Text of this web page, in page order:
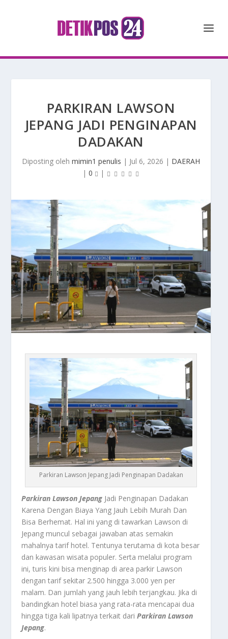
PARKIRAN LAWSON
JEPANG JADI PENGINAPAN
DADAKAN
Diposting oleh mimin1 penulis | Jul 6, 2026 | DAERAH
| 0 |
Parkiran Lawson Jepang Jadi Penginapan Dadakan
Parkiran Lawson Jepang Jadi Penginapan Dadakan
Karena Dengan Biaya Yang Jauh Lebih Murah Dan
Bisa Berhemat. Hal ini yang di tawarkan Lawson di
Jepang muncul sebagai jawaban atas semakin
mahalnya tarif hotel. Tentunya terutama di kota besar
dan kawasan wisata populer. Serta melalui program
ini, turis kini bisa menginap di area parkir Lawson
dengan tarif sekitar 2.500 hingga 3.000 yen per
malam. Dan jumlah yang jauh lebih terjangkau. Jika di
bandingkan hotel biasa yang rata-rata mencapai dua
hingga tiga kali lipatnya terkait dariParkiran Lawson
Jepang.